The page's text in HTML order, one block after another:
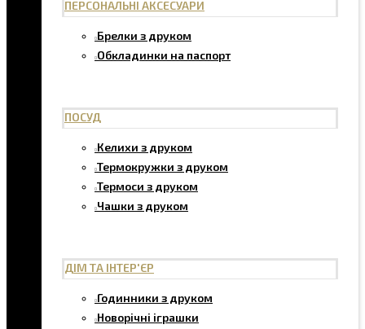
ПЕРСОНАЛЬНІ АКСЕСУАРИ
Брелки з друком
Обкладинки на паспорт
ПОСУД
Келихи з друком
Термокружки з друком
Термоси з друком
Чашки з друком
ДІМ ТА ІНТЕР'ЄР
Годинники з друком
Новорічні іграшки